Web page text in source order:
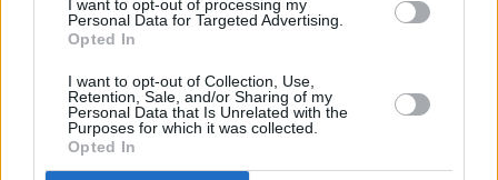
I want to opt-out of processing my
Personal Data for Targeted Advertising.
Opted In
I want to opt-out of Collection, Use,
Retention, Sale, and/or Sharing of my
Personal Data that Is Unrelated with the
Purposes for which it was collected.
Opted In